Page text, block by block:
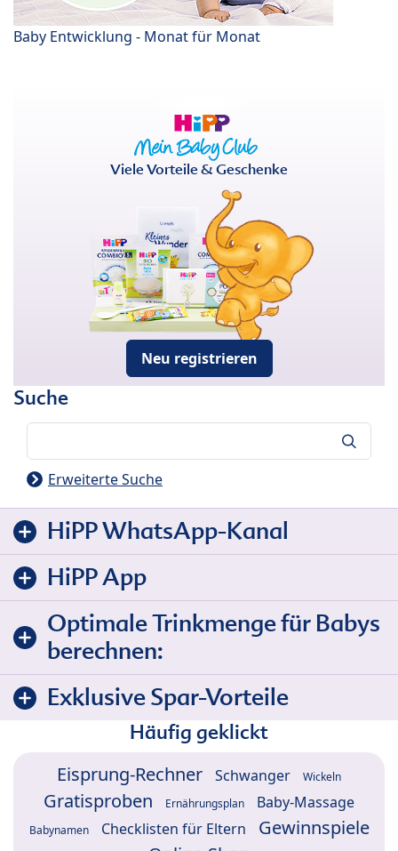
Baby Entwicklung - Monat für Monat
Viele Vorteile & Geschenke
Neu registrieren
Suche
Erweiterte Suche
HiPP WhatsApp-Kanal
HiPP App
Optimale Trinkmenge für Babys
berechnen:
Exklusive Spar-Vorteile
Häufig geklickt
Eisprung-Rechner Schwanger Wickeln
Gratisproben Ernährungsplan Baby-Massage
Babynamen Checklisten für Eltern
Gewinnspiele